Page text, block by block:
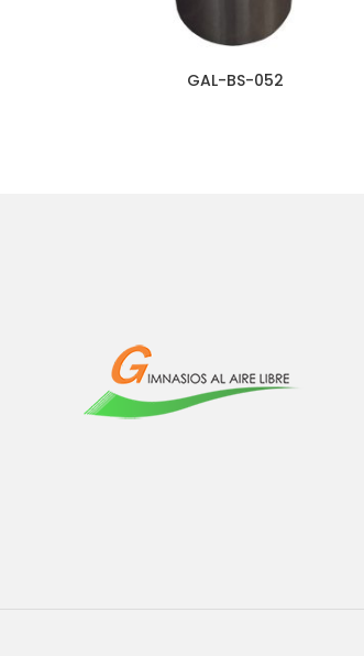
GAL-BS-052